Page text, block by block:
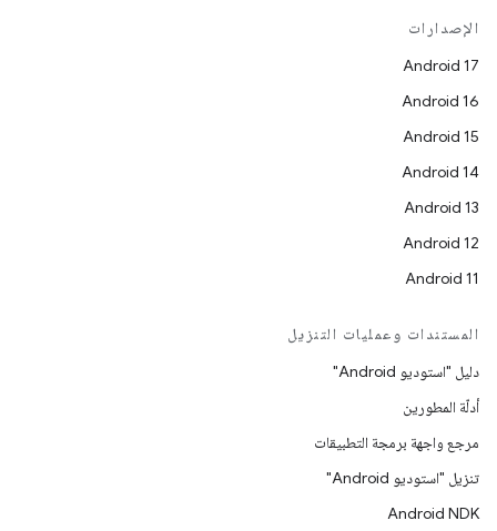
الإصدارات
Android 17
Android 16
Android 15
Android 14
Android 13
Android 12
Android 11
المستندات وعمليات التنزيل
دليل "استوديو Android"
أدلّة المطورين
مرجع واجهة برمجة التطبيقات
تنزيل "استوديو Android"
Android NDK